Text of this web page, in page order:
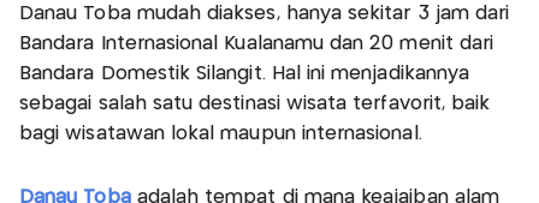
Danau Toba mudah diakses, hanya sekitar 3 jam dari
Bandara Internasional Kualanamu dan 20 menit dari
Bandara Domestik Silangit. Hal ini menjadikannya
sebagai salah satu destinasi wisata terfavorit, baik
bagi wisatawan lokal maupun internasional.
Danau Tobaadalah tempat di mana keajaiban alam